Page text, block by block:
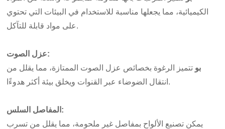
الكيميائية، مما يجعلها مناسبة للاستخدام في البيئات التي تحتوي
على مواد قابلة للتآكل.
عزل الصوت:
بو تتميز الرغوة بخصائص عزل الصوت الممتازة، مما يقلل من
انتقال الضوضاء عبر القنوات ويخلق بيئة أكثر هدوءًا.
المفاصل السلس :
يمكن تصنيع الألواح بمفاصل غير ملحومة، مما يقلل من تسرب